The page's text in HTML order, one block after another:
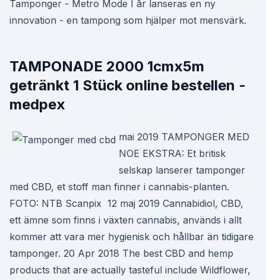
Tamponger - Metro Mode I år lanseras en ny
innovation - en tampong som hjälper mot mensvärk.
TAMPONADE 2000 1cmx5m
getränkt 1 Stück online bestellen -
medpex
mai 2019 TAMPONGER MED
NOE EKSTRA: Et britisk
selskap lanserer tamponger
med CBD, et stoff man finner i cannabis-planten.
FOTO: NTB Scanpix 12 maj 2019 Cannabidiol, CBD,
ett ämne som finns i växten cannabis, används i allt
kommer att vara mer hygienisk och hållbar än tidigare
tamponger. 20 Apr 2018 The best CBD and hemp
products that are actually tasteful include Wildflower,